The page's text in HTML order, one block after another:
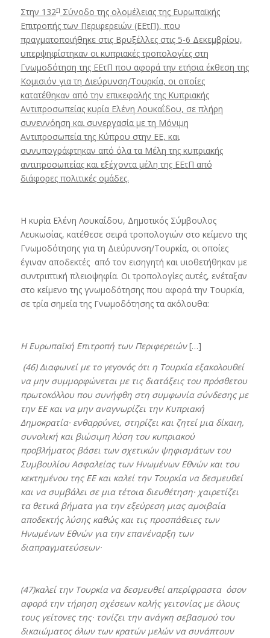
Στην 132η Σύνοδο της ολομέλειας της Ευρωπαϊκής
Επιτροπής των Περιφερειών (ΕΕτΠ), που
πραγματοποιήθηκε στις Βρυξέλλες στις 5-6 Δεκεμβρίου,
υπερψηφίστηκαν οι κυπριακές τροπολογίες στη
Γνωμοδότηση της ΕΕτΠ που αφορά την ετήσια έκθεση της
Κομισιόν για τη Διεύρυνση/Τουρκία, οι οποίες
κατατέθηκαν από την επικεφαλής της Κυπριακής
Αντιπροσωπείας κυρία Ελένη Λουκαΐδου, σε πλήρη
συνεννόηση και συνεργασία με τη Μόνιμη
Αντιπροσωπεία της Κύπρου στην ΕΕ, και
συνυπογράφτηκαν από όλα τα Μέλη της κυπριακής
αντιπροσωπείας και εξέχοντα μέλη της ΕΕτΠ από
διάφορες πολιτικές ομάδες.
Η κυρία Ελένη Λουκαΐδου, Δημοτικός Σύμβουλος
Λευκωσίας, κατέθεσε σειρά τροπολογιών στο κείμενο της
Γνωμοδότησης για τη Διεύρυνση/Τουρκία, οι οποίες
έγιναν αποδεκτές από τον εισηγητή και υιοθετήθηκαν με
συντριπτική πλειοψηφία. Οι τροπολογίες αυτές, ενέταξαν
στο κείμενο της γνωμοδότησης που αφορά την Τουρκία,
σε τρία σημεία της Γνωμοδότησης τα ακόλουθα:
Η Ευρωπαϊκή Επιτροπή των Περιφερειών[…]
(46) Διαφωνεί με το γεγονός ότι η Τουρκία εξακολουθεί
να μην συμμορφώνεται με τις διατάξεις του πρόσθετου
πρωτοκόλλου που συνήφθη στη συμφωνία σύνδεσης με
την ΕΕ και να μην αναγνωρίζει την Κυπριακή
Δημοκρατία· ενθαρρύνει, στηρίζει και ζητεί μια δίκαιη,
συνολική και βιώσιμη λύση του κυπριακού
προβλήματος βάσει των σχετικών ψηφισμάτων του
Συμβουλίου Ασφαλείας των Ηνωμένων Εθνών και του
κεκτημένου της ΕΕ και καλεί την Τουρκία να δεσμευθεί
και να συμβάλει σε μια τέτοια διευθέτηση· χαιρετίζει
τα θετικά βήματα για την εξεύρεση μιας αμοιβαία
αποδεκτής λύσης καθώς και τις προσπάθειες των
Ηνωμένων Εθνών για την επανέναρξη των
διαπραγματεύσεων·
(47)καλεί την Τουρκία να δεσμευθεί απερίφραστα όσον
αφορά την τήρηση σχέσεων καλής γειτονίας με όλους
τους γείτονες της· τονίζει την ανάγκη σεβασμού του
δικαιώματος όλων των κρατών μελών να συνάπτουν